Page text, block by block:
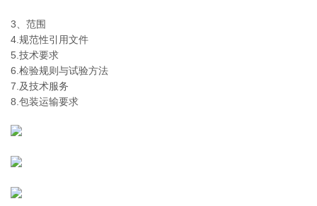
3、范围
4. 规范性引用文件
5. 技术要求
6. 检验规则与试验方法
7. 及技术服务
8.包装运输要求